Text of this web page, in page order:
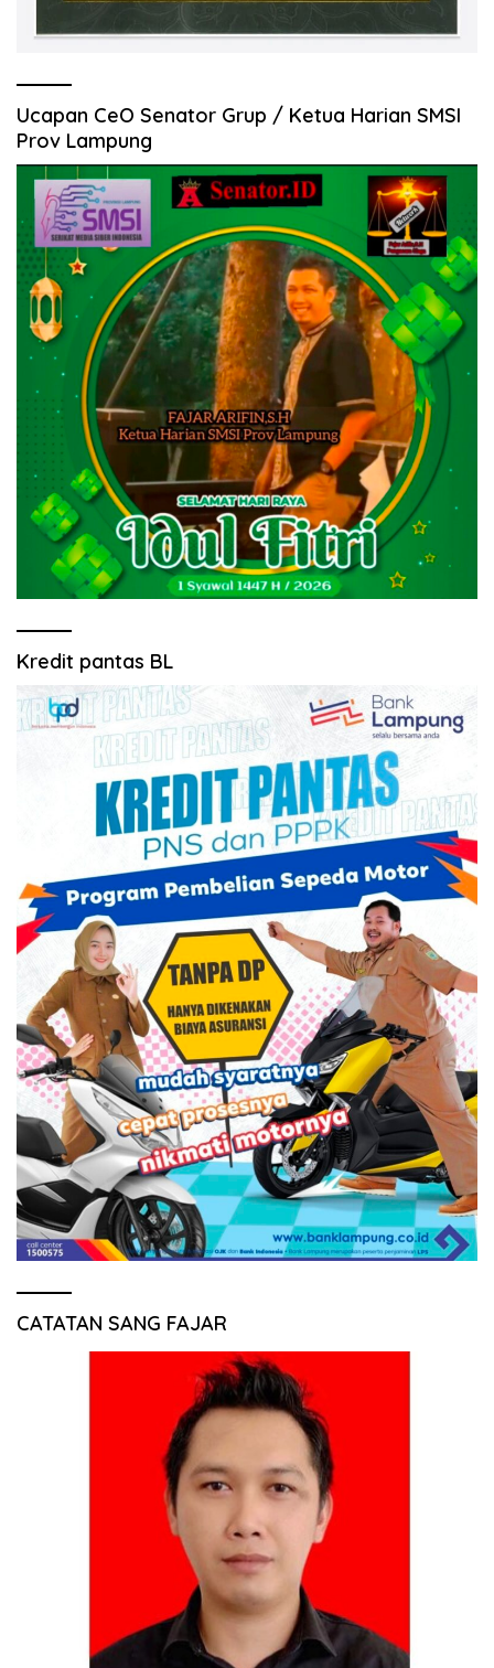
Ucapan CeO Senator Grup / Ketua Harian SMSI
Prov Lampung
Kredit pantas BL
CATATAN SANG FAJAR